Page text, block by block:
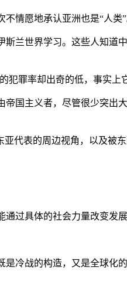
情愿地承认亚洲也是“人类”
兰世界学习。这些人知道
罪率却出奇的低，事实上
国主义者，尽管很少突出
代表的周边视角，以及被
过具体的社会力量改变发
冷战的构造，又是全球化